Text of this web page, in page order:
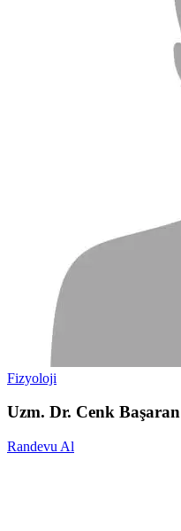
Fizyoloji
Uzm. Dr. Cenk Başaran
Randevu Al